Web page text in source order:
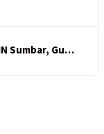
Sumbar, Gu…